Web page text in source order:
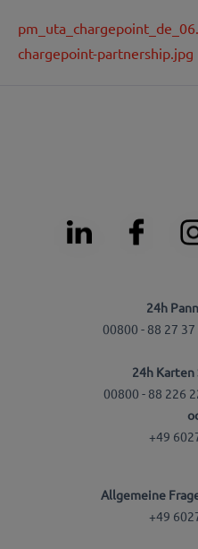
chargepoint-partnership.jpg
24h
00800 - 88 27
24h
00800 - 88 226
+49
Allgemeine
+49